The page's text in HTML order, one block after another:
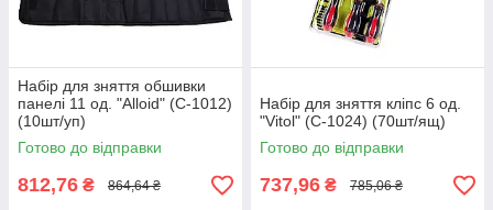
Набір для зняття обшивки
панелі 11 од. "Alloid" (C-1012)
(10шт/уп)
Готово до відправки
812,76 ₴ 864,64 ₴
Набір для зняття кліпс 6 од.
"Vitol" (C-1024) (70шт/ящ)
Готово до відправки
737,96 ₴ 785,06 ₴